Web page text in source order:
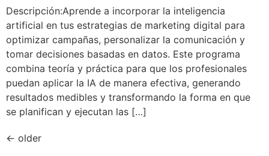
Descripción:Aprende a incorporar la inteligencia
artificial en tus estrategias de marketing digital para
optimizar campañas, personalizar la comunicación y
tomar decisiones basadas en datos. Este programa
combina teoría y práctica para que los profesionales
puedan aplicar la IA de manera efectiva, generando
resultados medibles y transformando la forma en que
se planifican y ejecutan las […]
← older